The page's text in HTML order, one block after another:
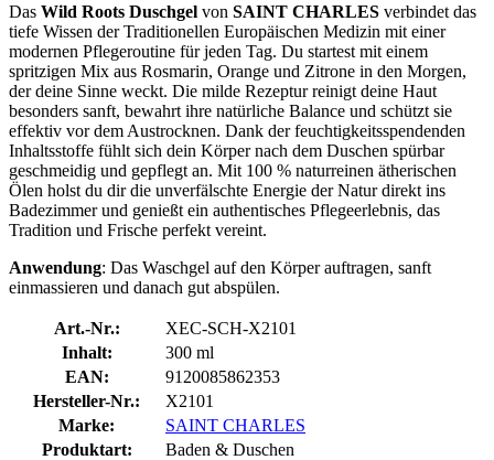
Das Wild Roots Duschgel von SAINT CHARLES verbindet das
tiefe Wissen der Traditionellen Europäischen Medizin mit einer
modernen Pflegeroutine für jeden Tag. Du startest mit einem
spritzigen Mix aus Rosmarin, Orange und Zitrone in den Morgen,
der deine Sinne weckt. Die milde Rezeptur reinigt deine Haut
besonders sanft, bewahrt ihre natürliche Balance und schützt sie
effektiv vor dem Austrocknen. Dank der feuchtigkeitsspendenden
Inhaltsstoffe fühlt sich dein Körper nach dem Duschen spürbar
geschmeidig und gepflegt an. Mit 100 % naturreinen ätherischen
Ölen holst du dir die unverfälschte Energie der Natur direkt ins
Badezimmer und genießt ein authentisches Pflegeerlebnis, das
Tradition und Frische perfekt vereint.
Anwendung: Das Waschgel auf den Körper auftragen, sanft
einmassieren und danach gut abspülen.
Art.-Nr.:
XEC-SCH-X2101
Inhalt:
300 ml
EAN:
9120085862353
Hersteller-Nr.:
X2101
Marke:
SAINT CHARLES
Produktart:
Baden & Duschen